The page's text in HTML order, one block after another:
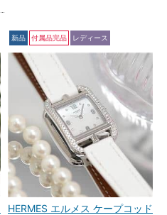
新品 付属品完品 レディース
HERMES エルメス ケープコッド